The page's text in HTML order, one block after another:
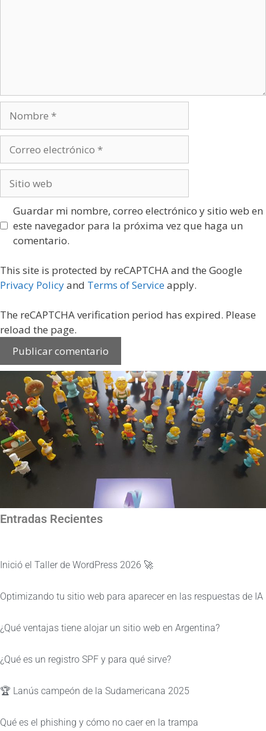
electrónico
web
Guardar mi nombre, correo electrónico y sitio web en
este navegador para la próxima vez que haga un
comentario.
This site is protected by reCAPTCHA and the Google
Privacy Policyand Terms of Serviceapply.
The reCAPTCHA verification period has expired. Please
reload the page.
Entradas Recientes
Inició el Taller de WordPress 2026 🚀
Optimizando tu sitio web para aparecer en las respuestas de IA
¿Qué ventajas tiene alojar un sitio web en Argentina?
¿Qué es un registro SPF y para qué sirve?
🏆 Lanús campeón de la Sudamericana 2025
Qué es el phishing y cómo no caer en la trampa